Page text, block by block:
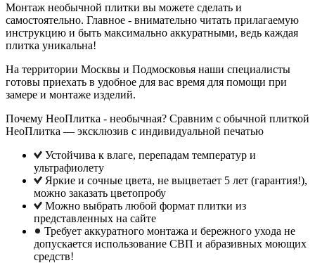
Монтаж необычной плитки вы можете сделать и
самостоятельно. Главное - внимательно читать прилагаемую
инструкцию и быть максимально аккуратными, ведь каждая
плитка уникальна!
На территории Москвы и Подмосковья наши специалисты
готовы приехать в удобное для вас время для помощи при
замере и монтаже изделий.
Почему НеоПлитка - необычная? Сравним с обычной плиткой
НеоПлитка — эксклюзив с индивидуальной печатью
Устойчива к влаге, перепадам температур и
ультрафиолету
Яркие и сочные цвета, не выцветает 5 лет (гарантия!),
можно заказать цветопробу
Можно выбрать любой формат плитки из
представленных на сайте
Требует аккуратного монтажа и бережного ухода не
допускается использование СВП и абразивных моющих
средств!